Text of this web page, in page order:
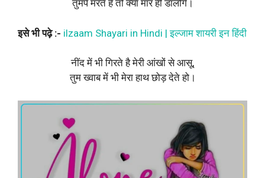
तुमपे मरते है तो क्या मार ही डालोगे।
इसे भी पढ़े :- ilzaam Shayari in Hindi | इल्जाम शायरी इन हिंदी
नींद में भी गिरते है मेरी आंखों से आसू,
तुम ख्वाब में भी मेरा हाथ छोड़ देते हो।